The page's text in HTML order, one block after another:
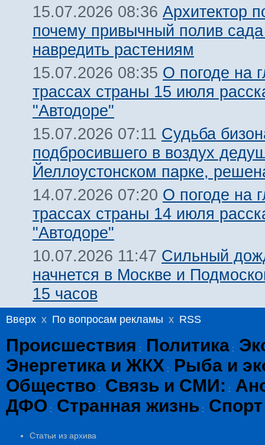
15.07.2026 08:36 Архитектор
почему привычный полив
навредить растениям
15.07.2026 08:35 О погоде на
трассах страны 15 июля
"Автодоре"
15.07.2026 07:11 Судьба
подбросившего в воздух
Йеллоустонском парке,
14.07.2026 07:20 О погоде на
трассах страны 14 июля
"Автодоре"
10.07.2026 11:47 Сильный
начнется в Москве и
15 часов
Вверх x По вопросам рекламы x RSS
Происшествия : Политика :
Энергетика и ЖКХ :
Рыба и
Общество : Связь и СМИ: :
ДФО : Странная жизнь : Спорт
Статьи из архива